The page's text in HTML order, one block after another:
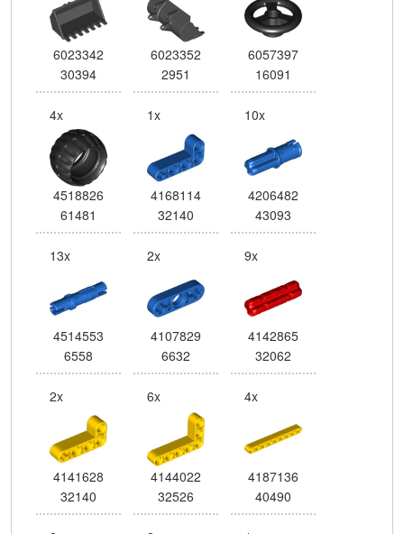
6023342
30394
6023352
2951
6057397
16091
4x
4518826
61481
1x
4168114
32140
10x
4206482
43093
13x
4514553
6558
2x
4107829
6632
9x
4142865
32062
2x
4141628
32140
6x
4144022
32526
4x
4187136
40490